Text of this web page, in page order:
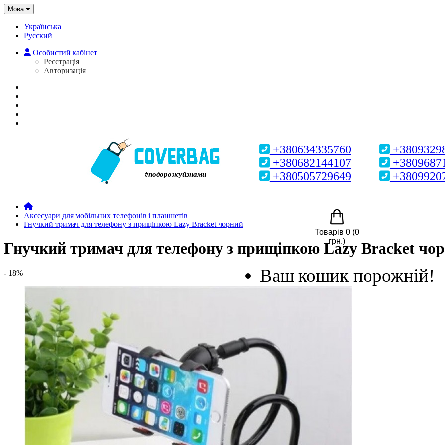
Мова
Українська
Русский
Особистий кабінет
Реєстрація
Авторизація
#подорожуйзнами
+380634335760
+380682144107
+380505729649
Товарів 0 (0
грн.)
Ваш кошик порожній!
Аксесуари для мобільних телефонів і планшетів
Гнучкий тримач для телефону з прищіпкою Lazy Bracket чорний
Гнучкий тримач для телефону з прищіпкою Lazy Bracket
- 18%